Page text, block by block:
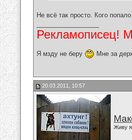
Не всё так просто. Кого
Рекламописец!
Я мзду не беру Мне за
20.03.2011, 10:57
Живу я